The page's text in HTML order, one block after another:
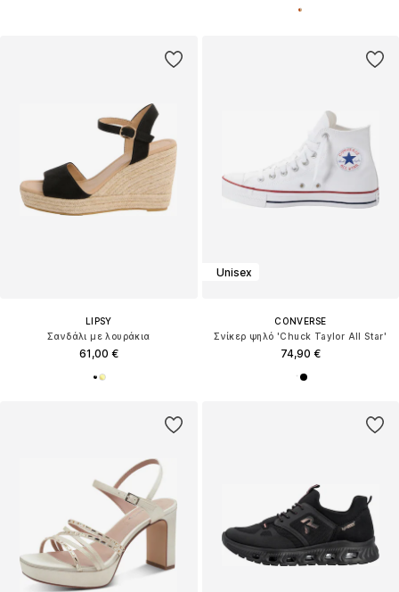
LIPSY
Σανδάλι με λουράκια
61,00 €
Unisex
CONVERSE
Σνίκερ ψηλό 'Chuck Taylor All Star'
74,90 €